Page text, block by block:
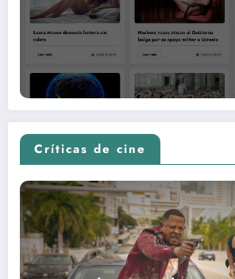
Críticas de cine